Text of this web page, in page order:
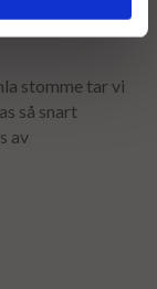
stomme tar vi
så snart
av